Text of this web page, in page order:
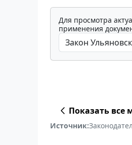
Для просмотра
применения
Показать все
Источник: